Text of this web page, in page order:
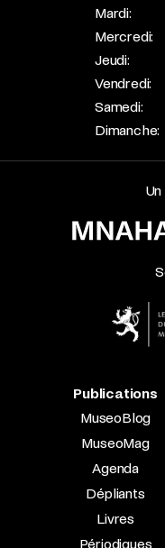
Mardi:
Mercredi:
Jeudi:
Vendredi:
Samedi:
Dimanche:
Publications
MuseoBlog
MuseoMag
Agenda
Dépliants
Livres
Périodiques